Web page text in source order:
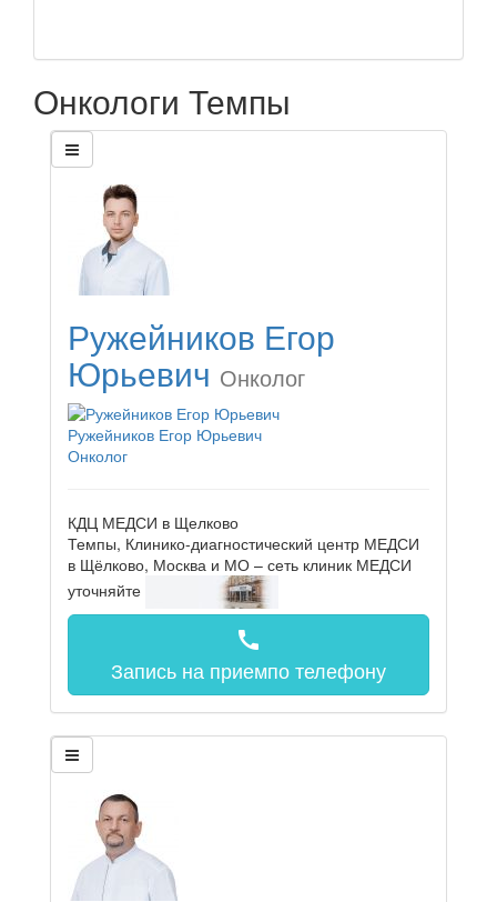
Онкологи Темпы
Ружейников Егор
Юрьевич Онколог
Ружейников Егор Юрьевич
Онколог
КДЦ МЕДСИ в Щелково
Темпы, Клинико-диагностический центр МЕДСИ
в Щёлково, Москва и МО – сеть клиник МЕДСИ
уточняйте
call
Запись на приемпо телефону